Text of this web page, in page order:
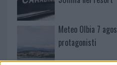
Meteo Olbia 7
protagonisti